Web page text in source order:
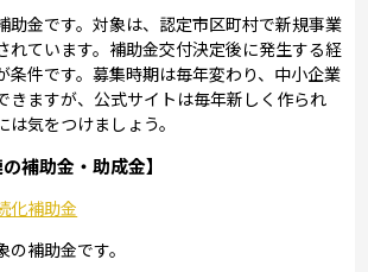
助金です。対象は、認定市区町村で新規事業
れています。補助金交付決定後に発生する経
条件です。募集時期は毎年変わり、中小企業
きますが、公式サイトは毎年新しく作られ
気をつけましょう。
補助金・助成金】
化補助金
補助金です。